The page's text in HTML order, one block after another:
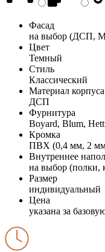
Фасад
на выбор (ДСП,
Цвет
Темный
Стиль
Классический
Материал корпуса
ДСП
Фурнитура
Boyard, Blum,
Кромка
ПВХ (0,4 мм, 2
Внутреннее
на выбор (полки,
Размер
индивидуальный
Цена
указана за